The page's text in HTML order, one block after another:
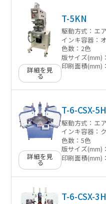
詳細を見
る
T-5KN
駆動方式： エア
インキ容器：
色数： 2色
版サイズ(mm)
印刷面積(mm)
詳細を見
る
T-6-CSX-5H
駆動方式： エア
インキ容器：
色数：5色
版サイズ(mm)
印刷面積(mm)
T-6-CSX-3H